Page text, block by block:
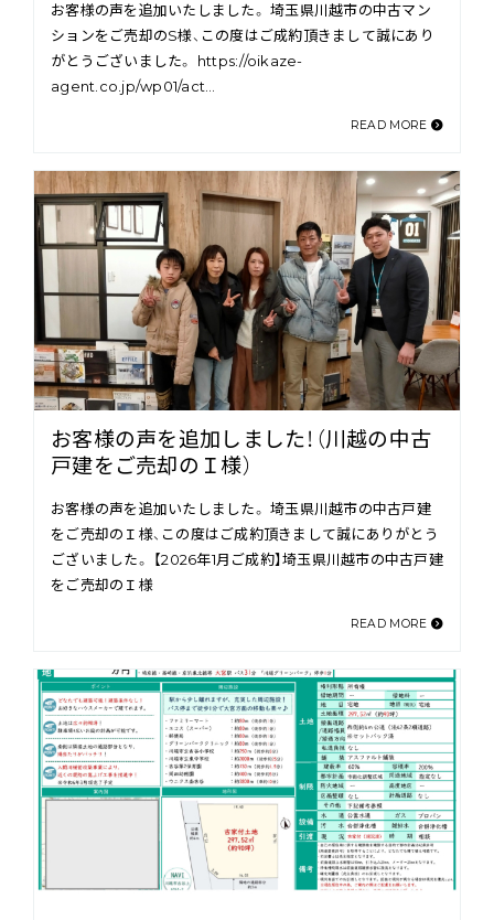
お客様の声を追加いたしました。 埼玉県川越市の中古マン
ションをご売却のS様、この度はご成約頂きまして誠にあり
がとうございました。 https://oikaze-
agent.co.jp/wp01/act…
READ MORE
お客様の声を追加しました！（川越の中古
戸建をご売却のＩ様）
お客様の声を追加いたしました。 埼玉県川越市の中古戸建
をご売却のＩ様、この度はご成約頂きまして誠にありがとう
ございました。 【2026年1月ご成約】埼玉県川越市の中古戸建
をご売却のＩ様
READ MORE